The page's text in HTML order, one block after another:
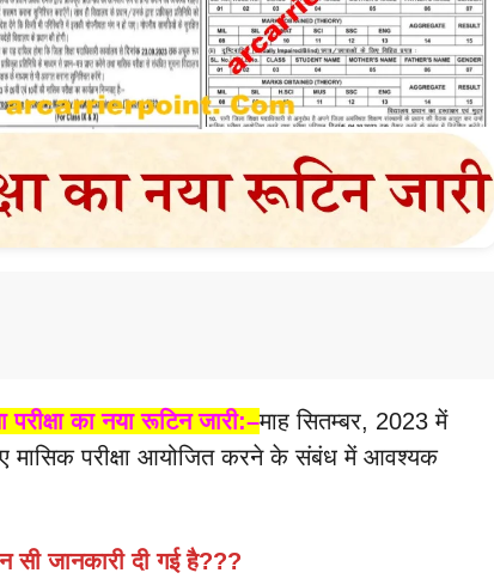
परीक्षा का नया रूटिन जारी:–माह सितम्बर, 2023 में
मासिक परीक्षा आयोजित करने के संबंध में आवश्यक
सी जानकारी दी गई है???